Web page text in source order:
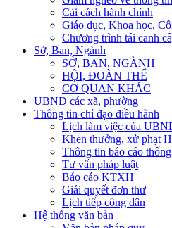
Cải cách hành chính
Giáo dục, Khoa học,
Chương trình tái canh
Sở, Ban, Ngành
SỞ, BAN, NGÀNH
HỘI, ĐOÀN THỂ
CƠ QUAN KHÁC
UBND các xã, phường
Thông tin chỉ đạo điều hành
Lịch làm việc của
Khen thưởng, xử phạt
Thông tin báo cáo
Tư vấn pháp luật
Báo cáo KTXH
Giải quyết đơn thư
Lịch tiếp công dân
Hệ thống văn bản